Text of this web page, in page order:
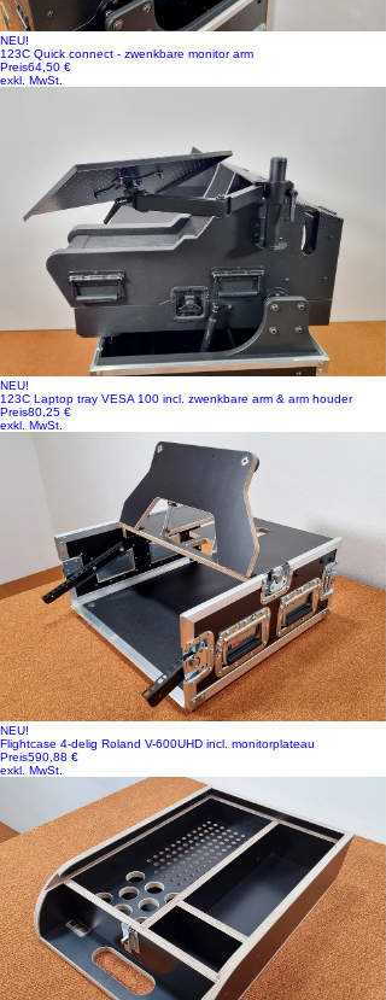
NEU!
123C Quick connect - zwenkbare monitor arm
Preis64,50 €
exkl. MwSt.
NEU!
123C Laptop tray VESA 100 incl. zwenkbare arm & arm houder
Preis80,25 €
exkl. MwSt.
NEU!
Flightcase 4-delig Roland V-600UHD incl. monitorplateau
Preis590,88 €
exkl. MwSt.